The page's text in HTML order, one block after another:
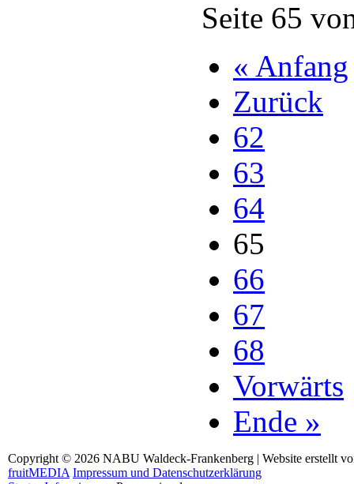
Seite 65
« Anfang
Zurück
62
63
64
65
66
67
68
Vorwärts
Ende »
Copyright © 2026 NABU Waldeck-Frankenberg | Website erstellt
fruitMEDIA Impressum und Datenschutzerklärung